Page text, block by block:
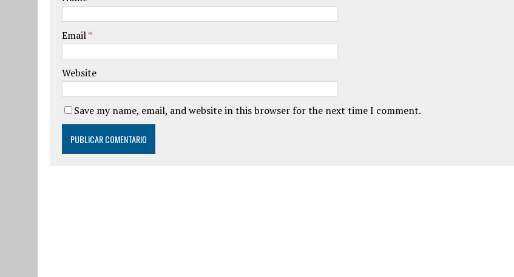
Email*
Website
Save my name, email, and website in this browser for the next time I comment.